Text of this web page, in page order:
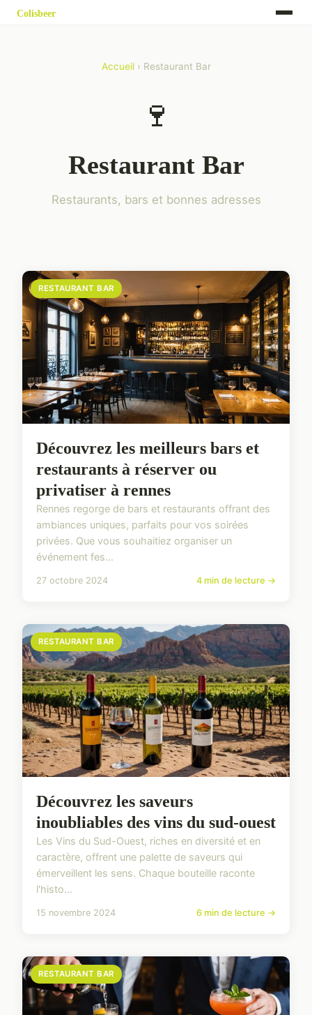
Accueil› Restaurant Bar
🍷
Restaurant Bar
Restaurants, bars et bonnes adresses
RESTAURANT BAR
Découvrez les meilleurs bars et
restaurants à réserver ou
privatiser à rennes
Rennes regorge de bars et restaurants offrant des
ambiances uniques, parfaits pour vos soirées
privées. Que vous souhaitiez organiser un
événement fes...
27 octobre 2024 4 min de lecture →
RESTAURANT BAR
Découvrez les saveurs
inoubliables des vins du sud-ouest
Les Vins du Sud-Ouest, riches en diversité et en
caractère, offrent une palette de saveurs qui
émerveillent les sens. Chaque bouteille raconte
l'histo...
15 novembre 2024 6 min de lecture →
RESTAURANT BAR